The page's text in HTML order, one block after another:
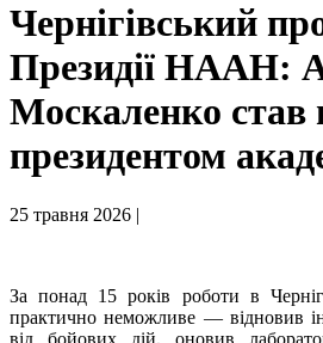
Чернігівський
Президії НААН:
Москаленко став
президентом
25 травня 2026 |
За понад 15 років роботи в
практично неможливе — відновив
від бойових дій, оновив